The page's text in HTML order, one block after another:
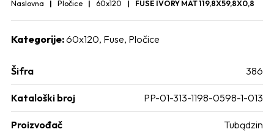
Naslovna Pločice 60x120 FUSE IVORY MAT 119,8X59,8X0,8
Kategorije:60x120, Fuse, Pločice
Šifra 386
Kataloški broj PP-01-313-1198-0598-1-013
Proizvođač Tubądzin